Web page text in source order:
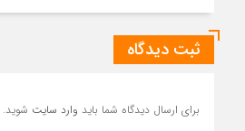
ثبت دیدگاه
برای ارسال دیدگاه شما باید وارد سایت شوید.